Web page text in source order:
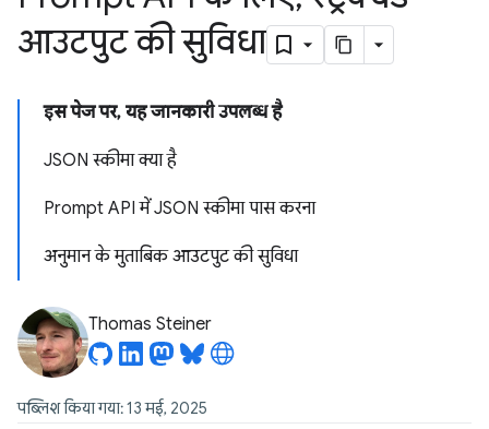
आउटपुट की सुविधा
इस पेज पर, यह जानकारी उपलब्ध है
JSON स्कीमा क्या है
Prompt API में JSON स्कीमा पास करना
अनुमान के मुताबिक आउटपुट की सुविधा
Thomas Steiner
पब्लिश किया गया: 13 मई, 2025